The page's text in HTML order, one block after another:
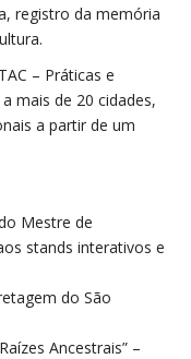
registro da memória
– Práticas e
mais de 20 cidades,
a partir de um
Mestre de
stands interativos e
do São
Ancestrais” –